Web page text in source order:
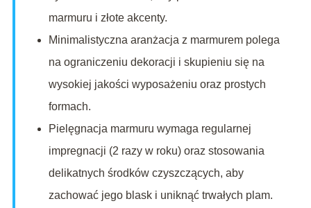
marmuru i złote akcenty.
Minimalistyczna aranżacja z marmurem polega
na ograniczeniu dekoracji i skupieniu się na
wysokiej jakości wyposażeniu oraz prostych
formach.
Pielęgnacja marmuru wymaga regularnej
impregnacji (2 razy w roku) oraz stosowania
delikatnych środków czyszczących, aby
zachować jego blask i uniknąć trwałych plam.